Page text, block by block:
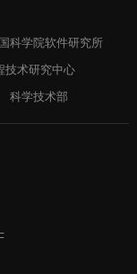
科学院软件研究所
技术研究中心
科学技术部